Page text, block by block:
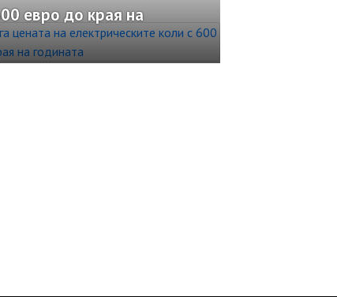
евро до края на